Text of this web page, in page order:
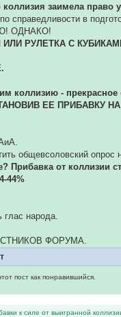
заимела право
справедливости в
ОДНАКО!
РУЛЕТКА С
коллизию -
ЕЕ ПРИБАВКУ
общевсоловский опрос
Прибавка от коллизии
44%
глас народа.
ФОРУМА.
пост как понравившийся.
к силе от выигранной